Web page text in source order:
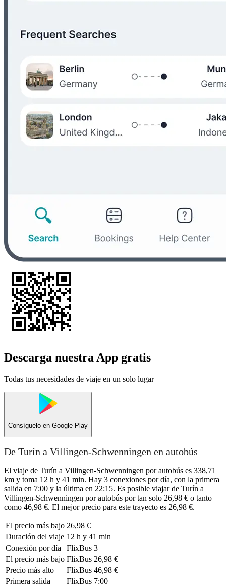
Descarga nuestra App gratis
Todas tus necesidades de viaje en un solo lugar
Consíguelo en Google Play
De Turín a Villingen-Schwenningen en autobús
El viaje de Turín a Villingen-Schwenningen por autobús es 338,71
km y toma 12 h y 41 min. Hay 3 conexiones por día, con la primera
salida en 7:00 y la última en 22:15. Es posible viajar de Turín a
Villingen-Schwenningen por autobús por tan solo 26,98 € o tanto
como 46,98 €. El mejor precio para este trayecto es 26,98 €.
El precio más bajo 26,98 €
Duración del viaje 12 h y 41 min
Conexión por día
FlixBus 3
El precio más bajo FlixBus 26,98 €
Precio más alto
FlixBus 46,98 €
Primera salida
FlixBus 7:00